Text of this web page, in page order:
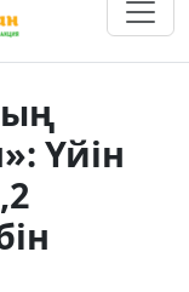
Үйін